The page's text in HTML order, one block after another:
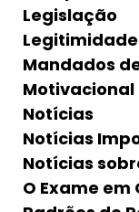
Legislação
Mandados
Motivacional
Notícias
Notícias
Notícias
O Exame em